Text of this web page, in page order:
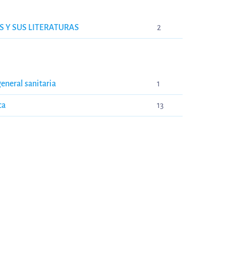
Y SUS LITERATURAS 2
de psicología general sanitaria 1
13